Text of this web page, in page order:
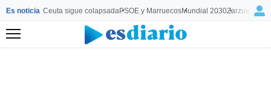
Es noticia Ceuta sigue colapsadaPSOE y MarruecosMundial 2030Zarzuela y
Menú